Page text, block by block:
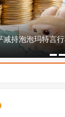
减持泡泡玛特言